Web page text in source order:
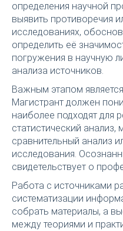
определения научной
выявить противоречия
исследованиях,
определить её
погружения в научную
анализа источников.
Важным этапом
Магистрант должен
наиболее подходят для
статистический
сравнительный анализ
исследования.
свидетельствует о
Работа с источниками
систематизации
собрать материалы, а
между теориями и